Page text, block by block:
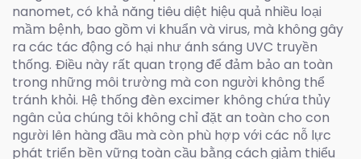
nanomet, có khả năng tiêu diệt hiệu quả nhiều loại
mầm bệnh, bao gồm vi khuẩn và virus, mà không gây
ra các tác động có hại như ánh sáng UVC truyền
thống. Điều này rất quan trọng để đảm bảo an toàn
trong những môi trường mà con người không thể
tránh khỏi. Hệ thống đèn excimer không chứa thủy
ngân của chúng tôi không chỉ đặt an toàn cho con
người lên hàng đầu mà còn phù hợp với các nỗ lực
phát triển bền vững toàn cầu bằng cách giảm thiểu